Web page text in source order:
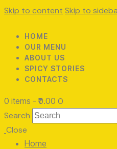
Skip to content Skip to
HOME
OUR MENU
ABOUT US
SPICY STORIES
CONTACTS
0 items - ₹0.00 0
Search
Close
Home